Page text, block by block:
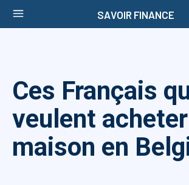
SAVOIR FINANCE
Ces Français
veulent
maison en